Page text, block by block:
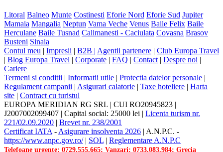
Litoral Balneo Munte Costinesti Eforie Nord Eforie Sud Jupiter
Mamaia Mangalia Neptun Vama Veche Venus Baile Felix Baile
Herculane Baile Tusnad Calimanesti - Caciulata Covasna Brasov
Busteni Sinaia
Contul meu
Impresii B2B | Agentii partenere
Club Europa Travel
Blog Europa Travel Corporate FAQ Contact| Despre noi
Cariere
Termeni si conditii
Informatii utile Protectia datelor personale
Regulament campanii Asigurari calatorie Taxe hoteliere
Harta
site
Contract cu turistul
EUROPA MERIDIAN RG SRL
CUI RO20945823
J2007002099407
Capital social: 25000 lei
Licenta turism nr.
221/02.09.2020
Brevet nr. 238/2001
Certificat IATA-Asigurare insolventa 2026 A.N.P.C. -
https://www.anpc.gov.ro/| SOL Reglementare A.N.P.C
Telefoane urgente: 0729.555.665; Vanzari: 0733.083.984; Grecia